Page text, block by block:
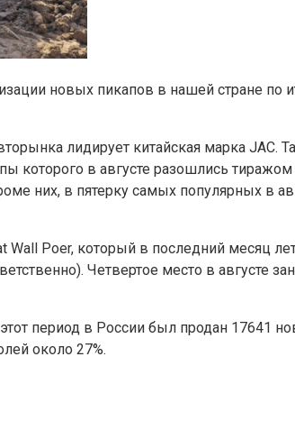
новых пикапов в нашей стране по
лидирует китайская марка
которого в августе разошлись
них, в пятерку самых популярных в
Wall Poer, который в последний месяц
Четвертое место в августе
этот период в России был продан
около 27%.